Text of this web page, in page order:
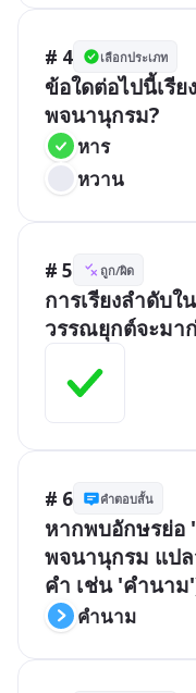
# 4 เลือกประเภท
ข้อใดต่อไปนี้เรี
พจนานุกรม?
หาร
หวาน
# 5 ถูก/ผิด
การเรียงลำดับ
วรรณยุกต์จะมา
# 6 คำตอบสั้น
หากพบอักษรย่อ
พจนานุกรม แปล
คำ เช่น 'คำนาม
คำนาม